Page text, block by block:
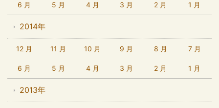
6 月 5 月 4 月 3 月 2 月 1 月
2014年
12 月 11 月 10 月 9 月 8 月 7 月
6 月 5 月 4 月 3 月 2 月 1 月
2013年